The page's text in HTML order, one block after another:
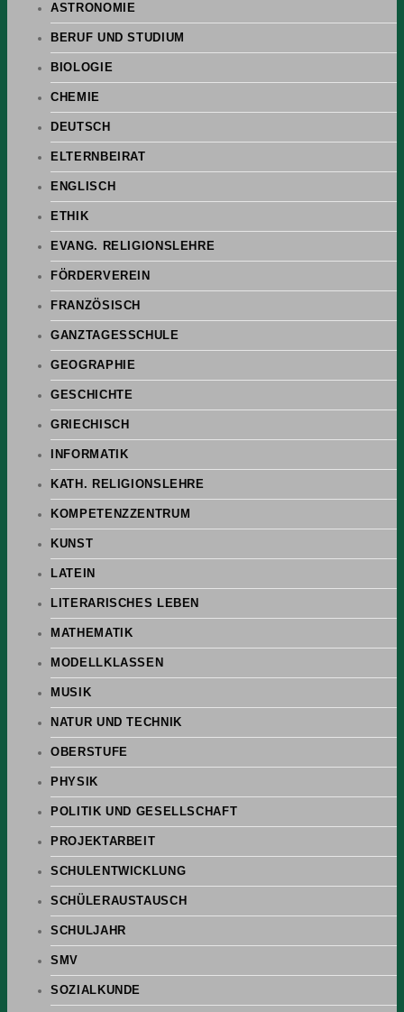
ASTRONOMIE
BERUF UND STUDIUM
BIOLOGIE
CHEMIE
DEUTSCH
ELTERNBEIRAT
ENGLISCH
ETHIK
EVANG. RELIGIONSLEHRE
FÖRDERVEREIN
FRANZÖSISCH
GANZTAGESSCHULE
GEOGRAPHIE
GESCHICHTE
GRIECHISCH
INFORMATIK
KATH. RELIGIONSLEHRE
KOMPETENZZENTRUM
KUNST
LATEIN
LITERARISCHES LEBEN
MATHEMATIK
MODELLKLASSEN
MUSIK
NATUR UND TECHNIK
OBERSTUFE
PHYSIK
POLITIK UND GESELLSCHAFT
PROJEKTARBEIT
SCHULENTWICKLUNG
SCHÜLERAUSTAUSCH
SCHULJAHR
SMV
SOZIALKUNDE